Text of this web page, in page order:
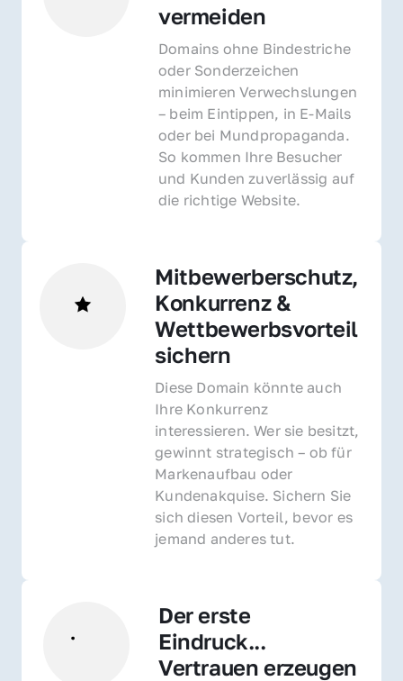
vermeiden
Domains ohne Bindestriche
oder Sonderzeichen
minimieren Verwechslungen
– beim Eintippen, in E-Mails
oder bei Mundpropaganda.
So kommen Ihre Besucher
und Kunden zuverlässig auf
die richtige Website.
Mitbewerberschutz,
Konkurrenz &
Wettbewerbsvorteil
sichern
Diese Domain könnte auch
Ihre Konkurrenz
interessieren. Wer sie besitzt,
gewinnt strategisch – ob für
Markenaufbau oder
Kundenakquise. Sichern Sie
sich diesen Vorteil, bevor es
jemand anderes tut.
Der erste
Eindruck...
Vertrauen erzeugen